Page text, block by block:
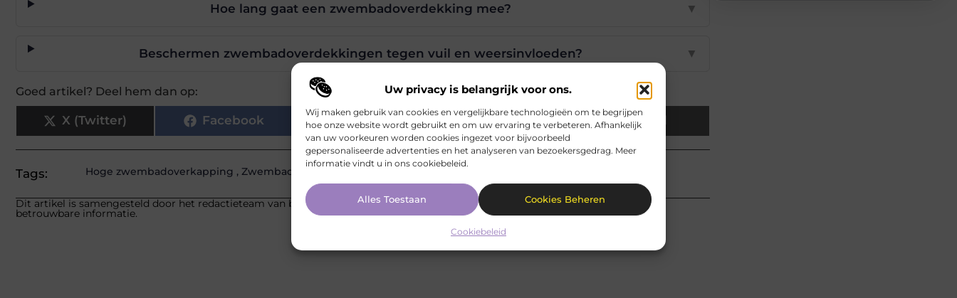
Uw privacy is belangrijk voor ons.
Wij maken gebruik van cookies en vergelijkbare technologieën om te begrijpen
hoe onze website wordt gebruikt en om uw ervaring te verbeteren. Afhankelijk
van uw voorkeuren worden cookies ingezet voor bijvoorbeeld
gepersonaliseerde advertenties en het analyseren van bezoekersgedrag. Meer
informatie vindt u in ons cookiebeleid.
Alles Toestaan Cookies Beheren
Cookiebeleid
Hoe lang gaat een zwembadoverdekking mee? ▼
Beschermen zwembadoverdekkingen tegen vuil en weersinvloeden? ▼
Goed artikel? Deel hem dan op:
X (Twitter) Facebook Pinterest LinkedIn Email
Tags: Hoge zwembadoverkapping , Zwembadoverdekking
Dit artikel is samengesteld door het redactieteam van bocaboca.be, dat zich richt op het zorgvuldig selecteren en presenteren van
betrouwbare informatie.